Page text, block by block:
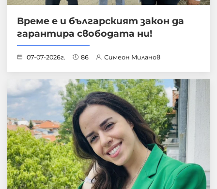
Време е и българският закон да
гарантира свободата ни!
07-07-2026г. 86 Симеон Миланов